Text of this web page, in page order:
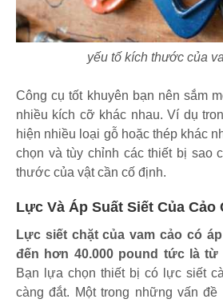
yếu tố kích thước của
Công cụ tốt khuyên bạn nên sắm
nhiều kích cỡ khác nhau. Ví dụ
hiện nhiều loại gỗ hoặc thép khác
chọn và tùy chỉnh các thiết bị sao
thước của vật cần cố định.
Lực Và Áp Suất Siết Của Cảo
Lực siết chặt của vam cảo có
đến hơn 40.000 pound tức là từ
Bạn lựa chọn thiết bị có lực siết
càng đắt. Một trong những vấn